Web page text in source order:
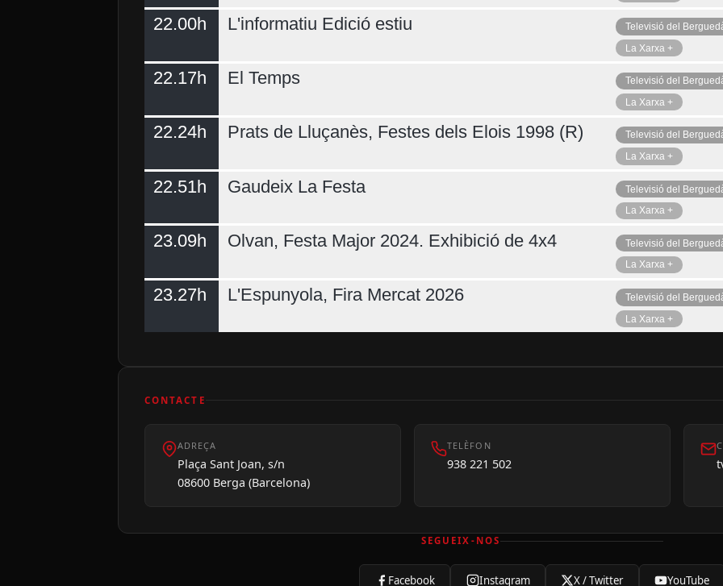
22.00h L'informatiu Edició estiu
Televisió del
La Xarxa +
22.17h El Temps
Televisió del
La Xarxa +
22.24h Prats de Lluçanès, Festes dels Elois 1998 (R)
Televisió del
La Xarxa +
22.51h Gaudeix La Festa
Televisió del
La Xarxa +
23.09h Olvan, Festa Major 2024. Exhibició de 4x4
Televisió del
La Xarxa +
23.27h L'Espunyola, Fira Mercat 2026
Televisió del
La Xarxa +
CONTACTE
ADREÇA
Plaça Sant Joan, s/n
08600 Berga (Barcelona)
TELÈFON
938 221 502
SEGUEIX-NOS
Facebook Instagram X / Twitter YouTube